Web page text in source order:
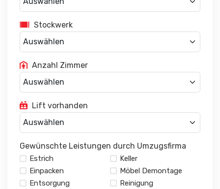
Stockwerk
Anzahl Zimmer
Lift vorhanden
Gewünschte Leistungen durch Umzugsfirma
Estrich
Keller
Einpacken
Möbel Demontage
Entsorgung
Reinigung